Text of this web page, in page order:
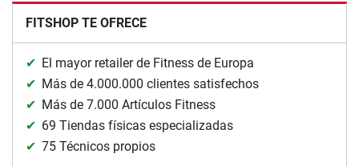
FITSHOP TE OFRECE
El mayor retailer de Fitness de Europa
Más de 4.000.000 clientes satisfechos
Más de 7.000 Artículos Fitness
69 Tiendas físicas especializadas
75 Técnicos propios